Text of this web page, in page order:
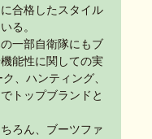
合格したスタイル
る。
一部自衛隊にもブ
能性に関しての実
、ハンティング、
トップブランドと
ろん、ブーツファ